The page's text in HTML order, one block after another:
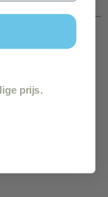
kleur verandert
typisch voor deze
het meest op zijn
prijs.